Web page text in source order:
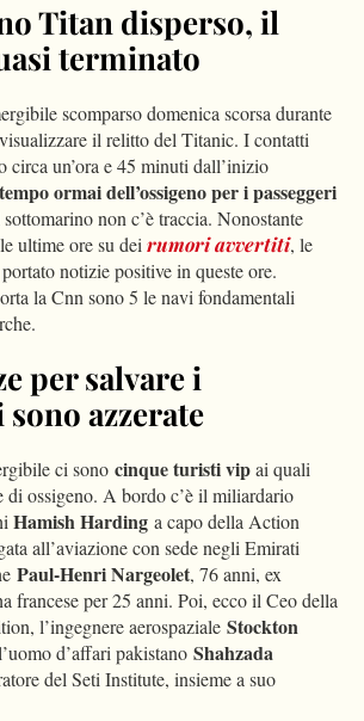
Titan disperso, il
terminato
scomparso domenica scorsa durante
il relitto del Titanic. I contatti
circa un’ora e 45 minuti dall’inizio
tempo ormai dell’ossigeno per i passeggeri
non c’è traccia. Nonostante
ultime ore su deirumori avvertiti, le
notizie positive in queste ore.
la Cnn sono 5 le navi fondamentali
per salvare i
sono azzerate
ci sono cinque turisti vipai quali
di ossigeno. A bordo c’è il miliardario
Hamish Harding a capo della Action
all’aviazione con sede negli Emirati
Paul-Henri Nargeolet, 76 anni, ex
francese per 25 anni. Poi, ecco il Ceo della
l’ingegnere aerospaziale Stockton
d’affari pakistano Shahzada
del Seti Institute, insieme a suo